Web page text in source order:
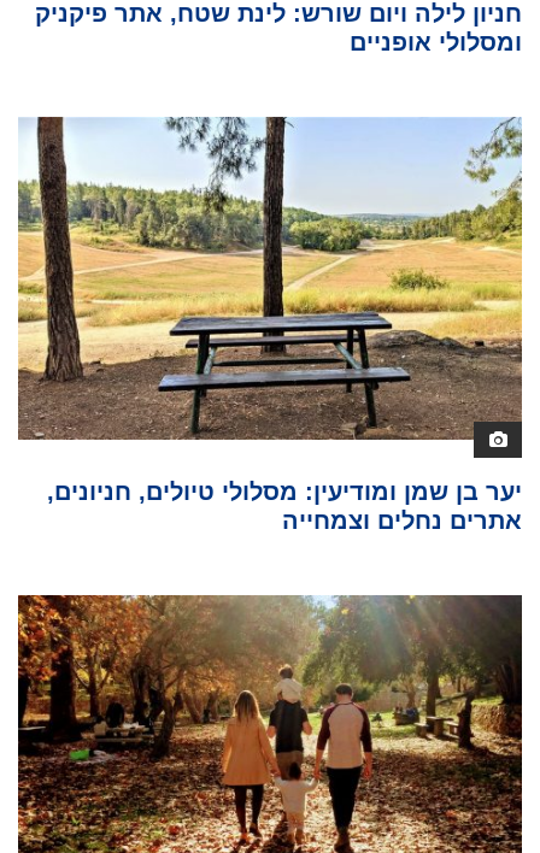
חניון לילה ויום שורש: לינת שטח, אתר פיקניק
ומסלולי אופניים
יער בן שמן ומודיעין: מסלולי טיולים, חניונים,
אתרים נחלים וצמחייה